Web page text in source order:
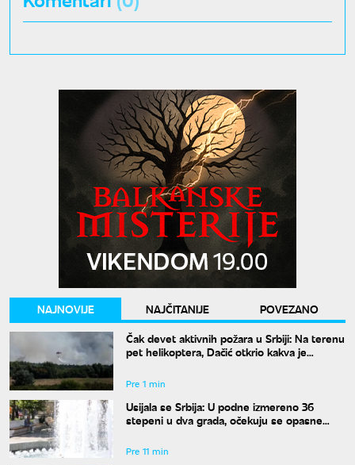
NAJNOVIJE NAJČITANIJE
POVEZANO
Čak devet aktivnih požara u Srbiji: Na terenu
pet helikoptera, Dačić otkrio kakva je
Pre 1 min
Usijala se Srbija: U podne izmereno 36
stepeni u dva grada, očekuju se opasne
Pre 11 min